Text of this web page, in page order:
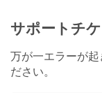
サポートチ
万が一エラーが
ださい。